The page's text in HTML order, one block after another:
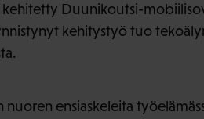
Duunikoutsi-
kehitystyö tuo
ensiaskeleita